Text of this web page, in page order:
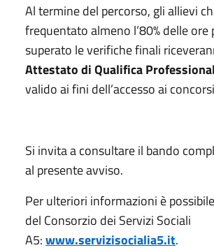
Al termine del percorso, gli allievi
frequentato almeno l’80% delle ore
superato le verifiche finali
Attestato di Qualifica
valido ai fini dell’accesso ai
Si invita a consultare il bando
al presente avviso.
Per ulteriori informazioni è
del Consorzio dei Servizi Sociali
A5:www.servizisocialia5.it.